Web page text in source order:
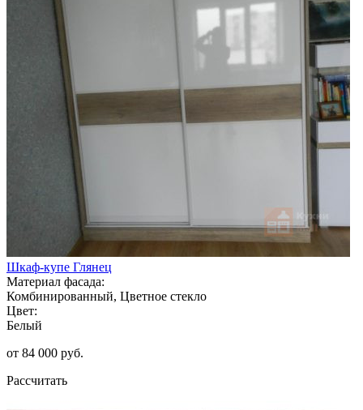
Шкаф-купе Глянец
Материал фасада:
Комбинированный, Цветное стекло
Цвет:
Белый
от 84 000 руб.
Рассчитать